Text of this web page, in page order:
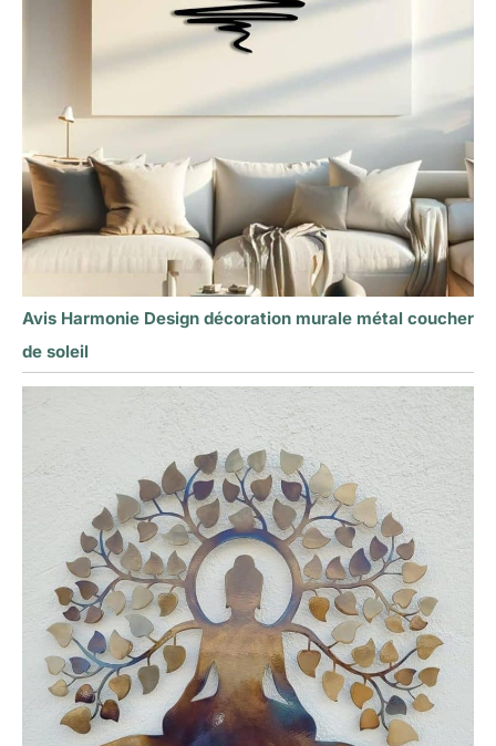
Avis Harmonie Design décoration murale métal coucher
de soleil